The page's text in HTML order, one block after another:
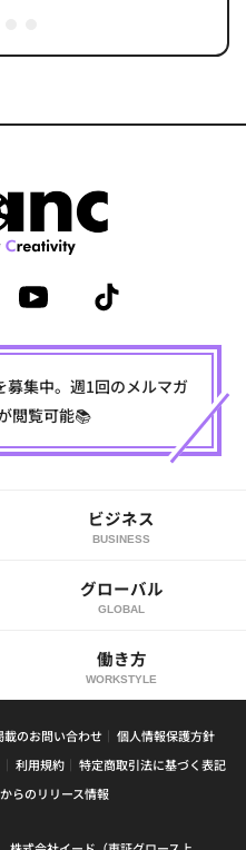
募集中。週1回のメルマガ
閲覧可能📚
ビジネス
BUSINESS
グローバル
GLOBAL
働き方
WORKSTYLE
載のお問い合わせ
個人情報保護方針
利用規約
特定商取引法に基づく表記
らのリリース情報